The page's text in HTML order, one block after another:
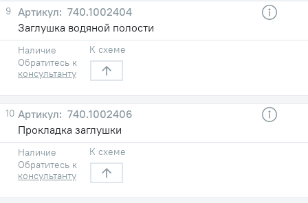
9
740.1002404
Заглушка водяной полости
Наличие
Обратитесь к
консультанту
К схеме
10
740.1002406
Прокладка заглушки
Наличие
Обратитесь к
консультанту
К схеме